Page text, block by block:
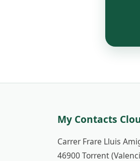
My Contacts
Carrer Frare Lluis
46900 Torrent